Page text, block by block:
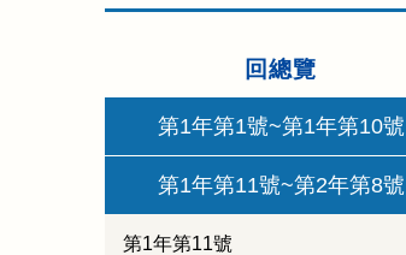
回總覽
第1年第1號~第1年第10號
第1年第11號~第2年第8號
第1年第11號